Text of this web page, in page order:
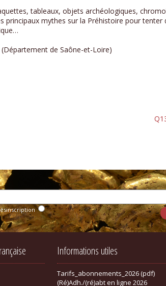
tableaux, objets archéologiques,
principaux mythes sur la Préhistoire pour
(Département de Saône-et-Loire)
Informations utiles
Tarifs_abonnements_2026 (pdf)
(Ré)Adh./(ré)abt en ligne 2026